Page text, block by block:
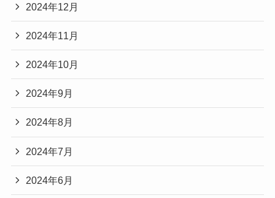
2024年12月
2024年11月
2024年10月
2024年9月
2024年8月
2024年7月
2024年6月